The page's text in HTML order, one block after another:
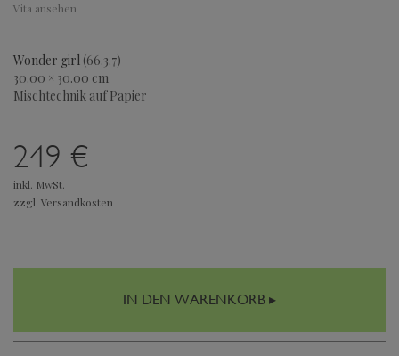
Vita ansehen
Wonder girl (66.3.7)
30.00 × 30.00 cm
Mischtechnik auf Papier
249 €
inkl. MwSt.
zzgl. Versandkosten
IN DEN WARENKORB ▸